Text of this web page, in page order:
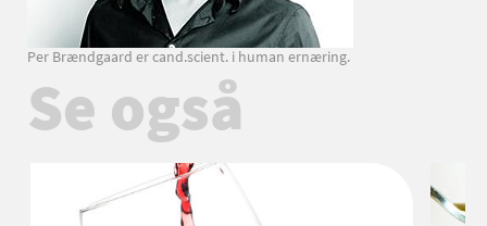
Per Brændgaard er cand.scient. i human ernæring.
Se også